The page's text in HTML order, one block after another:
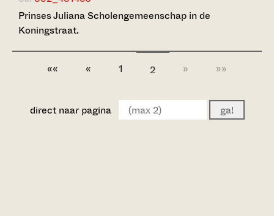
Prinses Juliana Scholengemeenschap in de
Koningstraat.
«« « 1 2 » »»
direct naar pagina ga!